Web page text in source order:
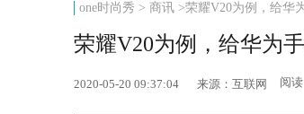
one时尚秀 > 商讯>荣耀V20为例，给华
荣耀V20为例，给华为
2020-05-20 09:37:04 来源：互联网 阅